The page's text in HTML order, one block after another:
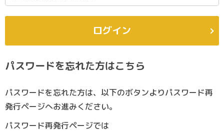
ログイン
パスワードを忘れた方はこちら
パスワードを忘れた方は、以下のボタンよりパスワード再
発行ページへお進みください。
パスワード再発行ページでは